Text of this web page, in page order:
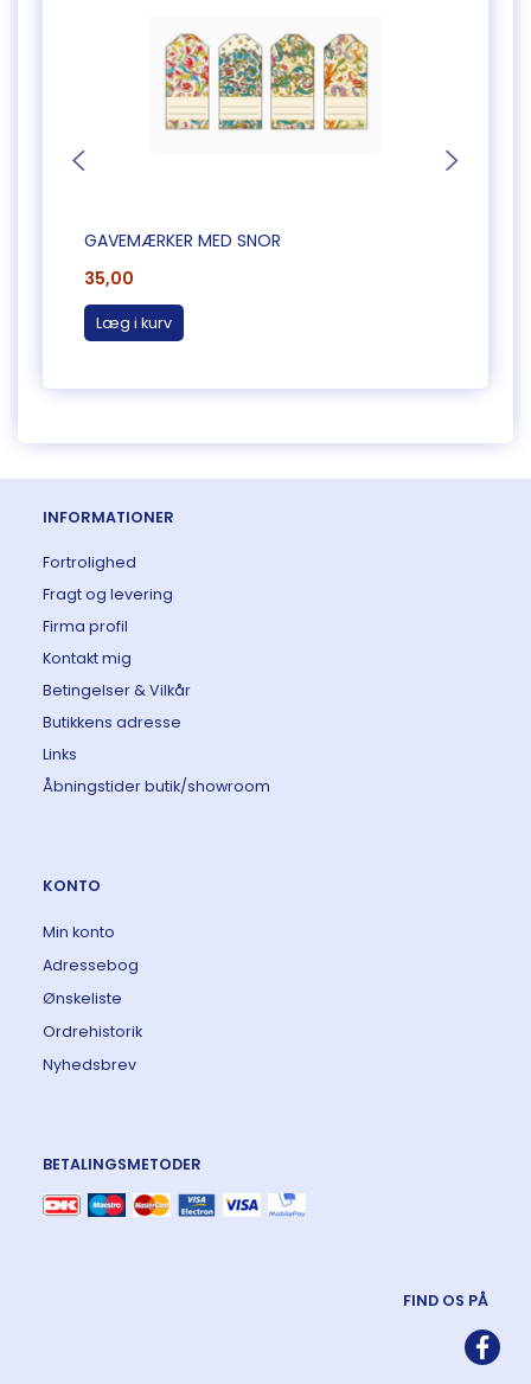
GAVEMÆRKER MED SNOR
35,00
Læg i kurv
INFORMATIONER
Fortrolighed
Fragt og levering
Firma profil
Kontakt mig
Betingelser & Vilkår
Butikkens adresse
Links
Åbningstider butik/showroom
KONTO
Min konto
Adressebog
Ønskeliste
Ordrehistorik
Nyhedsbrev
BETALINGSMETODER
FIND OS PÅ